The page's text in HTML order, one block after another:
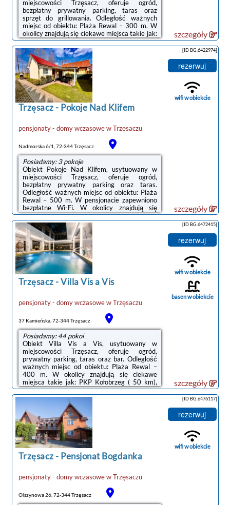
miejscowości Trzęsacz, oferuje ogród,
bezpłatny prywatny parking, taras oraz
sprzęt do grillowania. Odległość ważnych
miejsc od obiektu: Plaża Rewal – 300 m. W
okolicy znajdują się ciekawe miejsca takie jak:
PKP Kołobrzeg ( 50 km), Promenada Gwiazd
w Międzyzdrojach ( 44 km), Klub golfowy
Amber Baltic ( 32 km). Dla Gości zapewniono
takie udogodnienia, jak wspólna kuchnia i
obsługa pokoju. Personel służy także pomocą
w przechowaniu bagażu.W każdym pokoju w
obiekcie znajduje się biurko, telewizor z
płaskim ekranem oraz prywatna łazienka. ...
szczegóły
Trzęsacz- Pokoje Nad Klifem
pensjonaty - domy wczasowewTrzęsaczu
Nadmorska 6/1, 72-344 Trzęsacz
Posiadamy: 3 pokoje
Obiekt Pokoje Nad Klifem, usytuowany w
miejscowości Trzęsacz, oferuje ogród,
bezpłatny prywatny parking oraz taras.
Odległość ważnych miejsc od obiektu: Plaża
Rewal – 500 m. W pensjonacie zapewniono
bezpłatne Wi-Fi. W okolicy znajdują się
ciekawe miejsca takie jak: Klub golfowy
Amber Baltic ( 32 km), Punkt widokowy
Gosań ( 40 km). Obiekt jest idealnym
wyborem dla niepalących. Odległość ważnych
miejsc od obiektu: Promenada Gwiazd w
Międzyzdrojach – 44 km.Każdy pokój w
obiekcie wyposażono w szafę i telewizor z
płaskim ekranem. W każdym pokoju znajduje
się czajnik oraz ...
[ID BG.6422974]
rezerwuj
wifi w obiekcie
szczegóły
Trzęsacz-Villa Vis a Vis
pensjonaty - domy wczasowewTrzęsaczu
37 Kamieńska, 72-344 Trzęsacz
Posiadamy: 44 pokoi
Obiekt Villa Vis a Vis, usytuowany w
miejscowości Trzęsacz, oferuje ogród,
prywatny parking, taras oraz bar. Odległość
ważnych miejsc od obiektu: Plaża Rewal –
400 m. W okolicy znajdują się ciekawe
miejsca takie jak: PKP Kołobrzeg ( 50 km),
Promenada Gwiazd w Międzyzdrojach ( 44
km), Klub golfowy Amber Baltic ( 32 km).
Goście mogą korzystać z krytego basenu,
centrum fitness, sauny i wanny z
hydromasażem.W każdej opcji
zakwaterowania w obiekcie znajduje się
biurko, telewizor z płaskim ekranem oraz
prywatna łazienka. Pościel i ręczniki są
zapewnione. We wszystkich pokojach ...
[ID BG.6472415]
rezerwuj
wifi w obiekcie
basen w obiekcie
szczegóły
Trzęsacz- Pensjonat Bogdanka
pensjonaty - domy wczasowewTrzęsaczu
Olszynowa 26, 72-344 Trzęsacz
[ID BG.6476117]
rezerwuj
wifi w obiekcie